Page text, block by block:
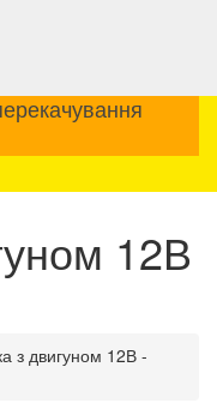
12В
з двигуном 12В -